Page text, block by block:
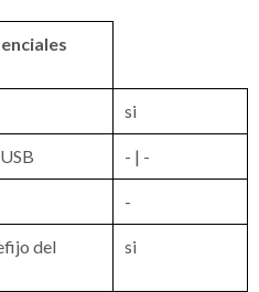
si
- | -
-
del
si